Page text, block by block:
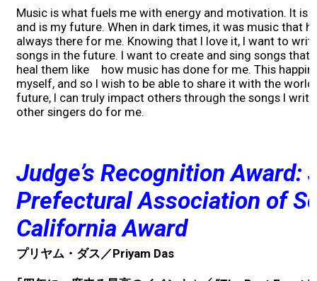
Music is what fuels me with energy and motivation. It is
and is my future. When in dark times, it was music that
always there for me. Knowing that I love it, I want to
songs in the future. I want to create and sing songs that
heal them like how music has done for me. This
myself, and so I wish to be able to share it with the
future, I can truly impact others through the songs I
other singers do for me.
Judge’s Recognition Award:
Prefectural Association of
California Award
プリヤム・ダス／Priyam Das